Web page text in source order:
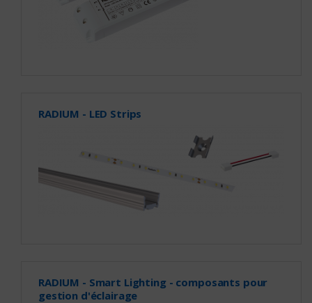
RADIUM - LED Strips
RADIUM - Smart Lighting - composants pour
gestion d'éclairage